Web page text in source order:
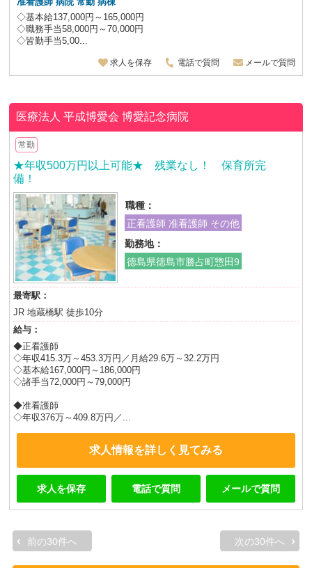
◇基本給137,000円～165,000円
◇職務手当58,000円～70,000円
◇皆勤手当5,00...
求人を保存 電話で質問 メールで質問
医療法人 平成博愛会博愛記念病院
常勤
★年収500万円以上可能★ 残業なし！ 保育所完
備！
職種：
正看護師 准看護師 その他
勤務地：
徳島県徳島市勝占町惣田9
最寄駅：
JR 地蔵橋駅 徒歩10分
給与：
◆正看護師
◇年収415.3万～453.3万円／月給29.6万～32.2万円
◇基本給167,000円～186,000円
◇諸手当72,000円～79,000円
◆准看護師
◇年収376万～409.8万円／...
求人情報を詳しく見てみる
求人を保存 電話で質問 メールで質問
前の30件へ 次の30件へ